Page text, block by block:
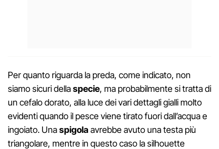
Per quanto riguarda la preda, come indicato, non
siamo sicuri dellaspecie, ma probabilmente si tratta di
un cefalo dorato, alla luce dei vari dettagli gialli molto
evidenti quando il pesce viene tirato fuori dall’acqua e
ingoiato. Unaspigolaavrebbe avuto una testa più
triangolare, mentre in questo caso la silhouette